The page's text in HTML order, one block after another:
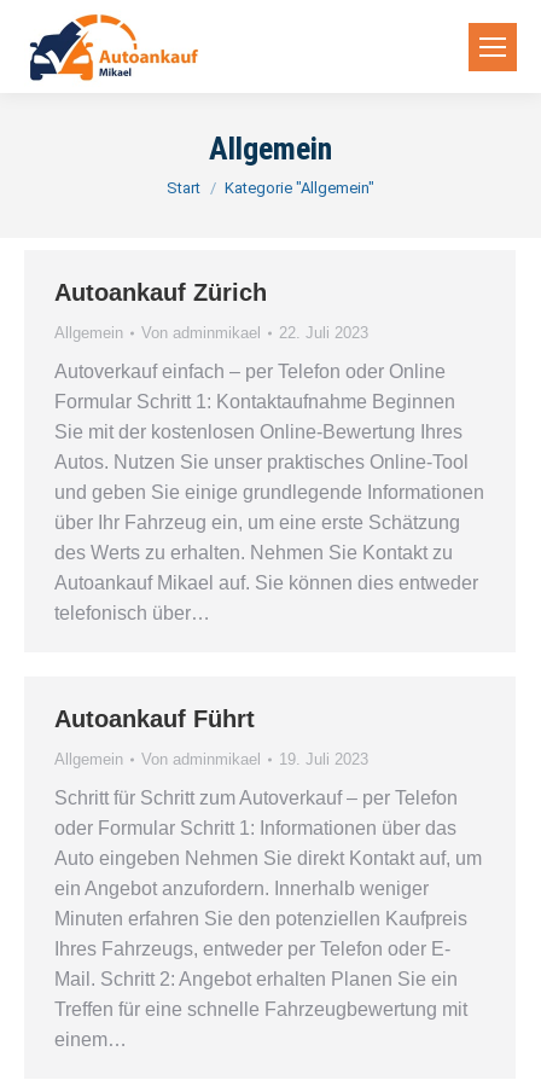
Allgemein
Sie befinden sich hier:
Start Kategorie "Allgemein"
Autoankauf Zürich
Allgemein Von adminmikael 22. Juli 2023
Autoverkauf einfach – per Telefon oder Online
Formular Schritt 1: Kontaktaufnahme Beginnen
Sie mit der kostenlosen Online-Bewertung Ihres
Autos. Nutzen Sie unser praktisches Online-Tool
und geben Sie einige grundlegende Informationen
über Ihr Fahrzeug ein, um eine erste Schätzung
des Werts zu erhalten. Nehmen Sie Kontakt zu
Autoankauf Mikael auf. Sie können dies entweder
telefonisch über…
Autoankauf Führt
Allgemein Von adminmikael 19. Juli 2023
Schritt für Schritt zum Autoverkauf – per Telefon
oder Formular Schritt 1: Informationen über das
Auto eingeben Nehmen Sie direkt Kontakt auf, um
ein Angebot anzufordern. Innerhalb weniger
Minuten erfahren Sie den potenziellen Kaufpreis
Ihres Fahrzeugs, entweder per Telefon oder E-
Mail. Schritt 2: Angebot erhalten Planen Sie ein
Treffen für eine schnelle Fahrzeugbewertung mit
einem…